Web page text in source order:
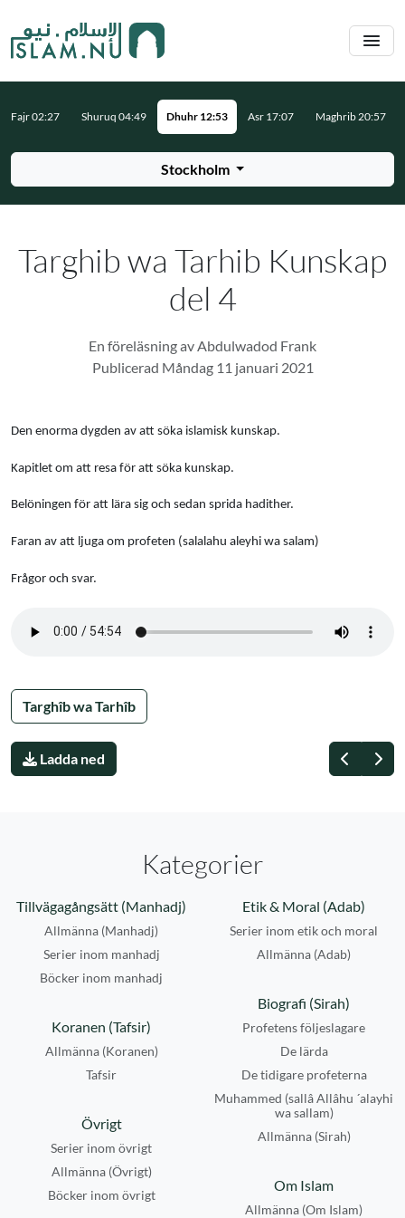
Stockholm
Fajr 02:27 Shuruq 04:49 Dhuhr 12:53 Asr 17:07 Maghrib 20:57
Targhib wa Tarhib Kunskap
del 4
En föreläsning av Abdulwadod Frank
Publicerad Måndag 11 januari 2021
Den enorma dygden av att söka islamisk kunskap.
Kapitlet om att resa för att söka kunskap.
Belöningen för att lära sig och sedan sprida hadither.
Faran av att ljuga om profeten (salalahu aleyhi wa salam)
Frågor och svar.
Targhîb wa Tarhîb
Ladda ned
Kategorier
Tillvägagångsätt (Manhadj)
Allmänna (Manhadj)
Serier inom manhadj
Böcker inom manhadj
Etik & Moral (Adab)
Serier inom etik och moral
Allmänna (Adab)
Biografi (Sirah)
Profetens följeslagare
De lärda
De tidigare profeterna
Muhammed (sallâ Allâhu ´alayhi
wa sallam)
Allmänna (Sirah)
Koranen (Tafsir)
Allmänna (Koranen)
Tafsir
Övrigt
Serier inom övrigt
Allmänna (Övrigt)
Böcker inom övrigt
Om Islam
Allmänna (Om Islam)